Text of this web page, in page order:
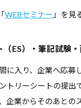
WEBセミナー 」を見
（ES）・筆記試験
に入り、企業へ応募
トリーシートの提出
企業からそのあとの